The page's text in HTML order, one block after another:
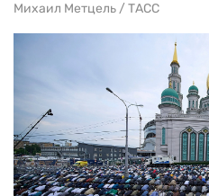
Михаил Метцель / ТАСС